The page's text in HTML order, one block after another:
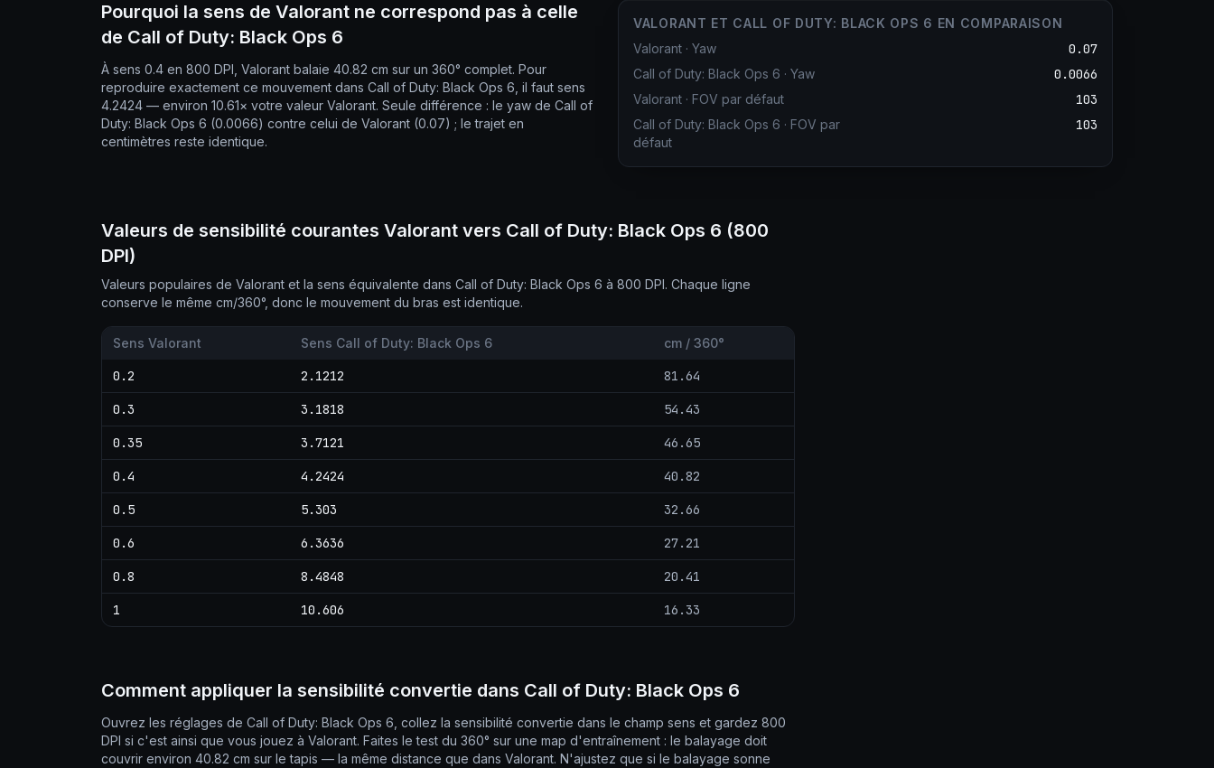
Pourquoi la sens de Valorant ne correspond pas à celle
de Call of Duty: Black Ops 6
À sens 0.4 en 800 DPI, Valorant balaie 40.82 cm sur un 360° complet. Pour
reproduire exactement ce mouvement dans Call of Duty: Black Ops 6, il faut sens
4.2424 — environ 10.61× votre valeur Valorant. Seule différence : le yaw de Call of
Duty: Black Ops 6 (0.0066) contre celui de Valorant (0.07) ; le trajet en
centimètres reste identique.
VALORANT ET CALL OF DUTY: BLACK OPS 6 EN COMPARAISON
Valorant · Yaw 0.07
Call of Duty: Black Ops 6 · Yaw 0.0066
Valorant · FOV par défaut 103
Call of Duty: Black Ops 6 · FOV par
défaut
103
Valeurs de sensibilité courantes Valorant vers Call of Duty: Black Ops 6 (800
DPI)
Valeurs populaires de Valorant et la sens équivalente dans Call of Duty: Black Ops 6 à 800 DPI. Chaque ligne
conserve le même cm/360°, donc le mouvement du bras est identique.
Sens Valorant Sens Call of Duty: Black Ops 6 cm / 360°
0.2 2.1212 81.64
0.3 3.1818 54.43
0.35 3.7121 46.65
0.4 4.2424 40.82
0.5 5.303 32.66
0.6 6.3636 27.21
0.8 8.4848 20.41
1 10.606 16.33
Comment appliquer la sensibilité convertie dans Call of Duty: Black Ops 6
Ouvrez les réglages de Call of Duty: Black Ops 6, collez la sensibilité convertie dans le champ sens et gardez 800
DPI si c'est ainsi que vous jouez à Valorant. Faites le test du 360° sur une map d'entraînement : le balayage doit
couvrir environ 40.82 cm sur le tapis — la même distance que dans Valorant. N'ajustez que si le balayage sonne